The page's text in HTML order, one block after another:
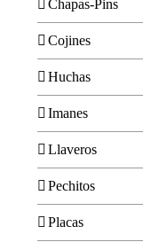
Chapas-Pins
Cojines
Huchas
Imanes
Llaveros
Pechitos
Placas